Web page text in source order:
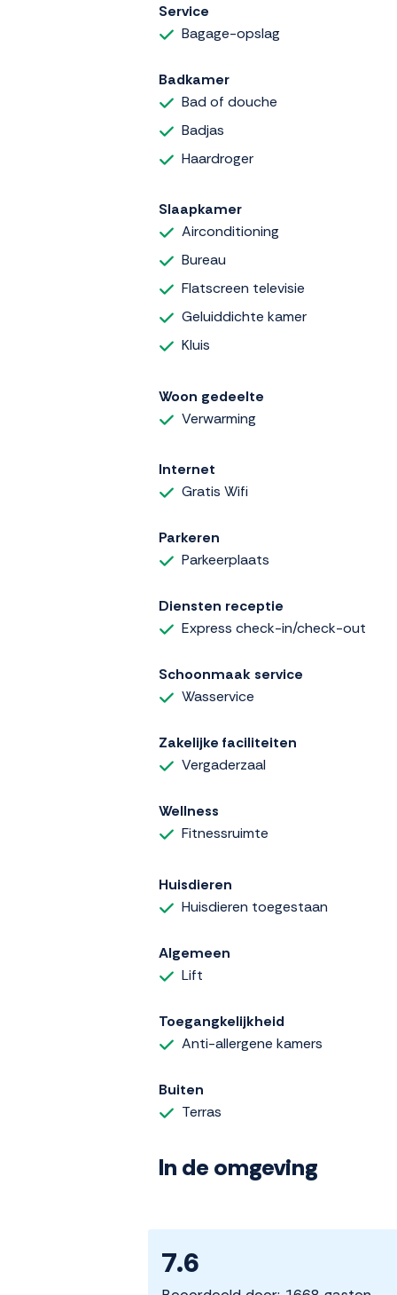
Service
Bagage-opslag
Badkamer
Bad of douche
Badjas
Haardroger
Slaapkamer
Airconditioning
Bureau
Flatscreen televisie
Geluiddichte kamer
Kluis
Woon gedeelte
Verwarming
Internet
Gratis Wifi
Parkeren
Parkeerplaats
Diensten receptie
Express check-in/check-out
Schoonmaak service
Wasservice
Zakelijke faciliteiten
Vergaderzaal
Wellness
Fitnessruimte
Huisdieren
Huisdieren toegestaan
Algemeen
Lift
Toegangkelijkheid
Anti-allergene kamers
Buiten
Terras
In de omgeving
7.6